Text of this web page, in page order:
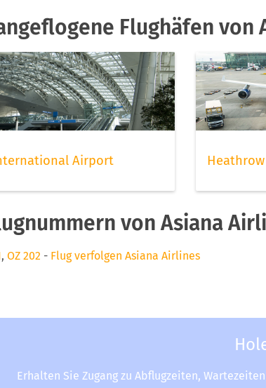
Flughäfen von
Airport
von Asiana
, OZ 202 - Flug verfolgen Asiana Airlines
Erhalten Sie Zugang zu Abflugzeiten,